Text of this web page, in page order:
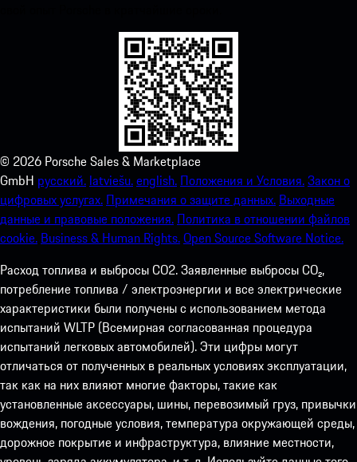
© 2026 Porsche Sales & Marketplace
GmbH русский. latviešu.english. Положения и Условия.Закон о
цифровых услугах. Примечания о защите данных. Выходные
данные и правовые положения. Политика в отношении файлов
cookie. Business & Human Rights.Open Source Software Notice.
Расход топлива и выбросы СО2. Заявленные выбросы CO₂,
потребление топлива / электроэнергии и все электрические
характеристики были получены с использованием метода
испытаний WLTP (Всемирная согласованная процедура
испытаний легковых автомобилей). Эти цифры могут
отличаться от полученных в реальных условиях эксплуатации,
так как на них влияют многие факторы, такие как
установленные аксессуары, шины, перевозимый груз, привычки
вождения, погодные условия, температура окружающей среды,
дорожное покрытие и инфраструктура, влияние местности,